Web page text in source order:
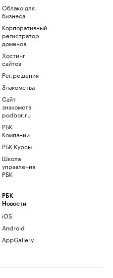
Облако для
бизнеса
Корпоративный
регистратор
доменов
Хостинг
сайтов
Рег.решения
Знакомства
Сайт
знакомств
podbor.ru
РБК
Компании
РБК Курсы
Школа
управления
РБК
РБК
Новости
iOS
Android
AppGallery